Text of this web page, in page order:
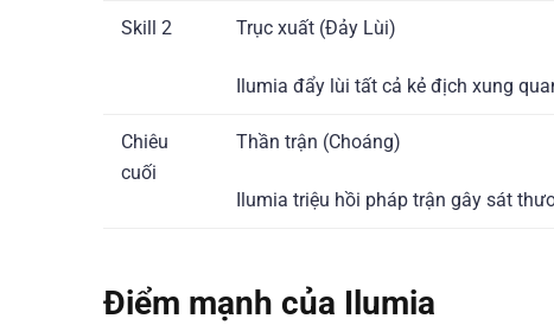
Skill 2 Trục xuất (Đảy Lùi)
Ilumia đẩy lùi tất cả kẻ địch xung
Chiêu
cuối
Thần trận (Choáng)
Ilumia triệu hồi pháp trận gây sát
Điểm mạnh của Ilumia